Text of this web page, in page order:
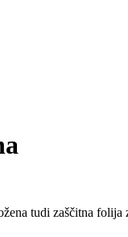
tudi zaščitna folija